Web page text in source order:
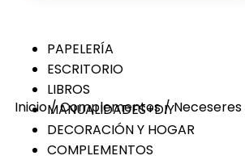
PAPELERÍA
ESCRITORIO
LIBROS
MANUALIDADES+DIY
DECORACIÓN Y HOGAR
COMPLEMENTOS
Inicio/Complementos/Neceseres
Sin stock